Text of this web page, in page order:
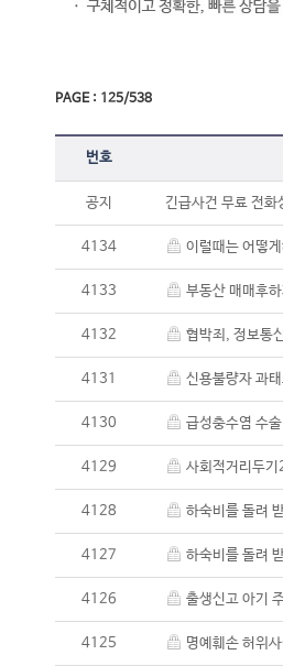
PAGE : 125/538
번호
공지 긴급사건 무료 전화
4134 이럴때는 어떻
4133 부동산 매매후
4132 협박죄, 정보통
4131 신용불량자 과
4130 급성충수염 수
4129 사회적거리두
4128 하숙비를 돌려
4127 하숙비를 돌려
4126 출생신고 아기
4125 명예훼손 허위